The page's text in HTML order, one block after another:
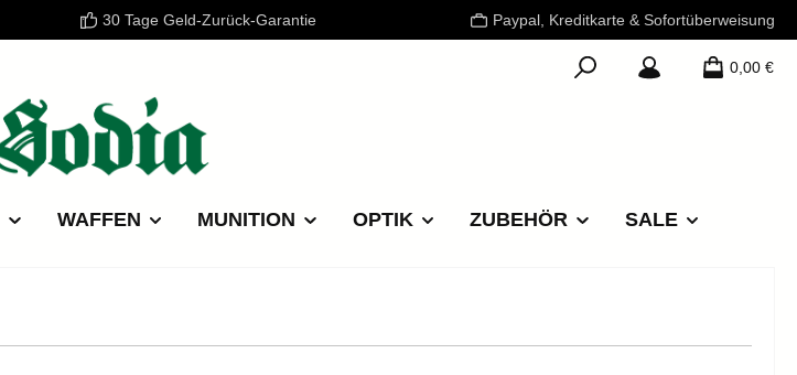
30 Tage Geld-Zurück-Garantie Paypal, Kreditkarte & Sofortüberweisung
0,00 €
WAFFEN MUNITION OPTIK ZUBEHÖR SALE